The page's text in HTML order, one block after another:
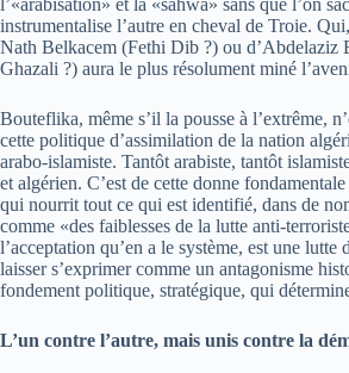
l’«arabisation» et la «sahwa» sans que l’on
instrumentalise l’autre en cheval de Troie.
Nath Belkacem (Fethi Dib ?) ou d’Abdelaziz
Ghazali ?) aura le plus résolument miné
Bouteflika, même s’il la pousse à l’extrême,
cette politique d’assimilation de la nation
arabo-islamiste. Tantôt arabiste, tantôt
et algérien. C’est de cette donne
qui nourrit tout ce qui est identifié, dans de
comme «des faiblesses de la lutte anti-
l’acceptation qu’en a le système, est une lutte
laisser s’exprimer comme un antagonisme
fondement politique, stratégique, qui
L’un contre l’autre, mais unis contre la